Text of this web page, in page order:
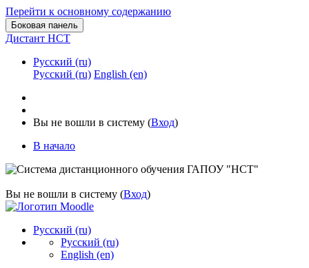
Перейти к основному содержанию
Боковая панель
Дистант НСТ
Русский ‎(ru)‎
Русский ‎(ru)‎ English ‎(en)‎
Вы не вошли в систему (Вход)
В начало
Вы не вошли в систему (Вход)
Русский ‎(ru)‎
Русский ‎(ru)‎
English ‎(en)‎